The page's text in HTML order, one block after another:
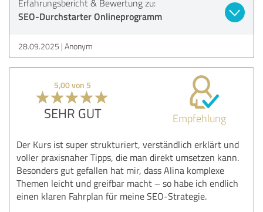
Erfahrungsbericht & Bewertung zu:
SEO-Durchstarter Onlineprogramm
28.09.2025 Anonym
5,00 von 5
SEHR GUT Empfehlung
Der Kurs ist super strukturiert, verständlich erklärt und
voller praxisnaher Tipps, die man direkt umsetzen kann.
Besonders gut gefallen hat mir, dass Alina komplexe
Themen leicht und greifbar macht – so habe ich endlich
einen klaren Fahrplan für meine SEO-Strategie.